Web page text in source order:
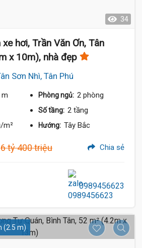
34
hơi, Trần Văn Ơn, Tân
x 10m), nhà đẹp
Sơn Nhì, Tân Phú
m Phòng ngủ: 2 phòng
Số tầng: 2 tầng
m² Hướng: Tây Bắc
6 tỷ 400 triệu Chia sẻ
0989456623
(2.5 m)